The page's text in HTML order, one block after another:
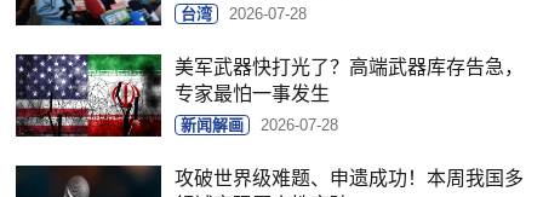
台湾 2026-07-28
美军武器快打光了？高端武器库存告急，
专家最怕一事发生
新闻解画 2026-07-28
攻破世界级难题、申遗成功！本周我国多